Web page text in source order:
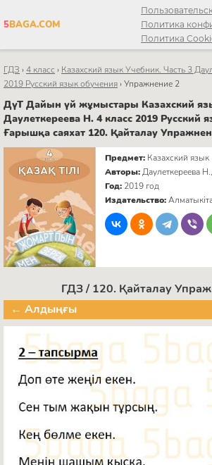
5BAGA.COM
Политика
Политика
ГДЗ ›4 класс › Казахский язык Учебник. Часть 3
2019 Русский язык обучения›Упражнение 2
ДүТ Дайын үй жұмыстары Казахский
Даулеткереева Н. 4 класс 2019 Русский
Ғарышқа саяхат 120. Қайталау
Предмет: Казахский язык
Авторы:Даулеткереева
Год: 2019 год
Издательство:
ГДЗ / 120. Қайталау
← Алдыңғы